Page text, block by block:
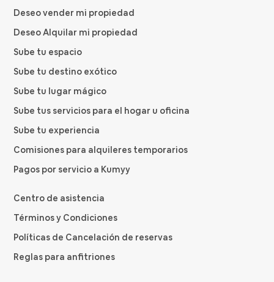
Deseo vender mi propiedad
Deseo Alquilar mi propiedad
Sube tu espacio
Sube tu destino exótico
Sube tu lugar mágico
Sube tus servicios para el hogar u oficina
Sube tu experiencia
Comisiones para alquileres temporarios
Pagos por servicio a Kumyy
Centro de asistencia
Términos y Condiciones
Políticas de Cancelación de reservas
Reglas para anfitriones